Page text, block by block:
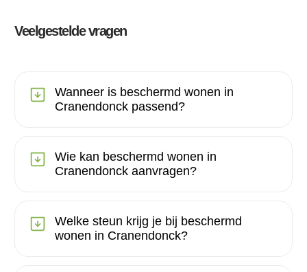
Veelgestelde vragen
Wanneer is beschermd wonen in
Cranendonck passend?
Wie kan beschermd wonen in
Cranendonck aanvragen?
Welke steun krijg je bij beschermd
wonen in Cranendonck?